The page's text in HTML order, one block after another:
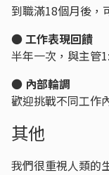
到職滿18個月後，
●工作表現回饋
半年一次，與主管
● 內部輪調
歡迎挑戰不同工作
其他
我們很重視人類的